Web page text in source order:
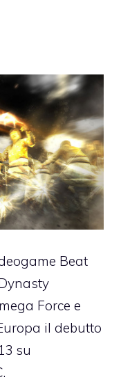
Beat
Force e
il debutto
su